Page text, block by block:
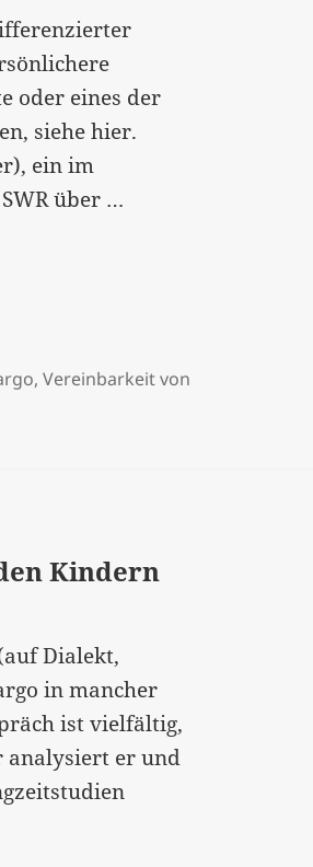
oder eines der
siehe hier.
ein im
über …
Leben
–
Largo
ist
verstorben…
,Vereinbarkeit von
Kindern
Dialekt,
in mancher
ist vielfältig,
analysiert er und